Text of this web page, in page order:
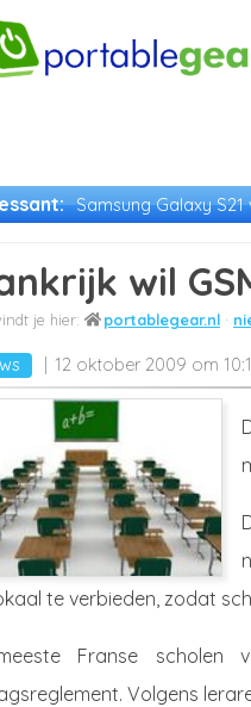
Samsung Galaxy S21
wil
portablegear.nl
12 oktober 2009 om
te verbieden, zodat
Franse scholen
Volgens